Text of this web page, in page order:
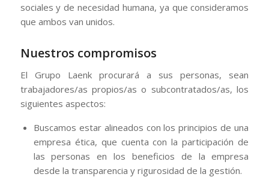
sociales y de necesidad humana, ya que consideramos
que ambos van unidos.
Nuestros compromisos
El Grupo Laenk procurará a sus personas, sean
trabajadores/as propios/as o subcontratados/as, los
siguientes aspectos:
Buscamos estar alineados con los principios de una
empresa ética, que cuenta con la participación de
las personas en los beneficios de la empresa
desde la transparencia y rigurosidad de la gestión.